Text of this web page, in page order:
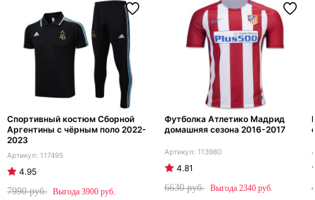
Спортивный костюм Сборной
Аргентины с чёрным поло 2022-
2023
117495
4.95
7990
3900
Футболка Атлетико Мадрид
домашняя сезона 2016-2017
113980
4.81
6630
2340